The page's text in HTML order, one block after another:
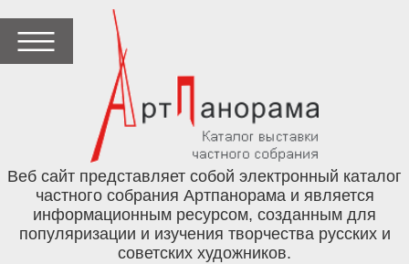
Веб сайт представляет собой электронный каталог
частного собрания Артпанорама и является
информационным ресурсом, созданным для
популяризации и изучения творчества русских и
советских художников.